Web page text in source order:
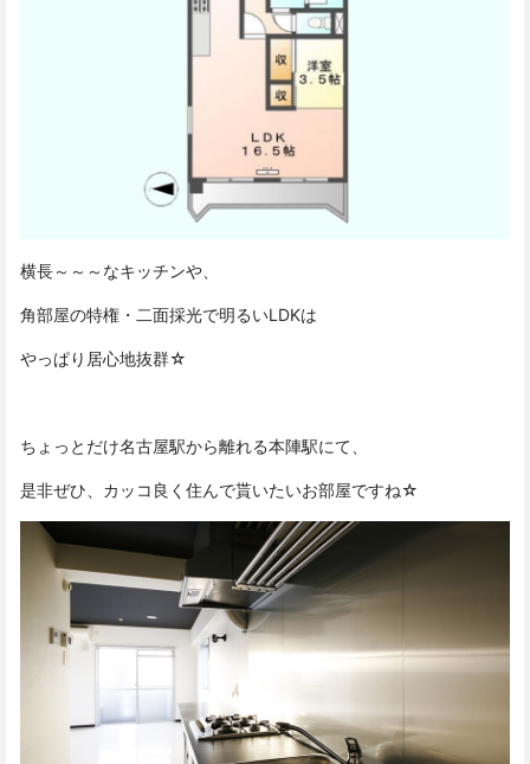
横長～～～なキッチンや、
角部屋の特権・二面採光で明るいLDKは
やっぱり居心地抜群☆
ちょっとだけ名古屋駅から離れる本陣駅にて、
是非ぜひ、カッコ良く住んで貰いたいお部屋ですね☆